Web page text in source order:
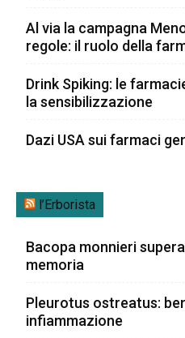
Al via la campagna
regole: il ruolo della
Drink Spiking: le
la sensibilizzazione
Dazi USA sui farmaci
l’Erborista
Bacopa monnieri
memoria
Pleurotus ostreatus:
infiammazione